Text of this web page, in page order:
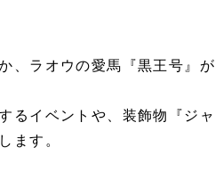
、ラオウの愛馬『黒王号』が
るイベントや、装飾物『ジャ
ます。